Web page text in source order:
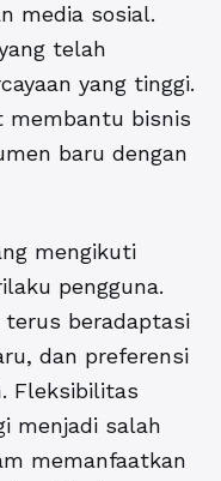
media sosial.
telah
yang tinggi.
membantu bisnis
baru dengan
mengikuti
pengguna.
beradaptasi
dan preferensi
Fleksibilitas
menjadi salah
memanfaatkan